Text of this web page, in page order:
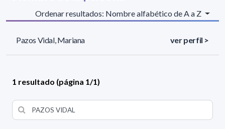
Ordenar resultados: Nombre alfabético de A a Z
Pazos Vidal, Mariana ver perfil >
1 resultado (página 1/1)